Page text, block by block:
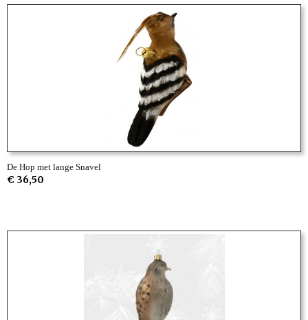
De Hop met lange Snavel
€ 36,50